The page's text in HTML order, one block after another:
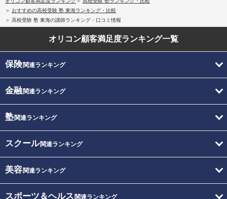
おすすめの高校受験 塾 東海ランキング・比較
高校受験 塾 東海の講師ランキング・口コミ情報
オリコン顧客満足度ランキング一覧
保険関連ランキング
金融関連ランキング
塾関連ランキング
スクール関連ランキング
美容関連ランキング
スポーツ＆ヘルス 関連ランキング